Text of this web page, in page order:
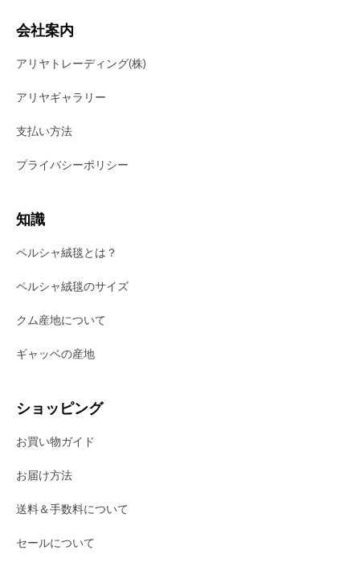
会社案内
アリヤトレーディング(株)
アリヤギャラリー
支払い方法
プライバシーポリシー
知識
ペルシャ絨毯とは？
ペルシャ絨毯のサイズ
クム産地について
ギャッベの産地
ショッピング
お買い物ガイド
お届け方法
送料＆手数料について
セールについて